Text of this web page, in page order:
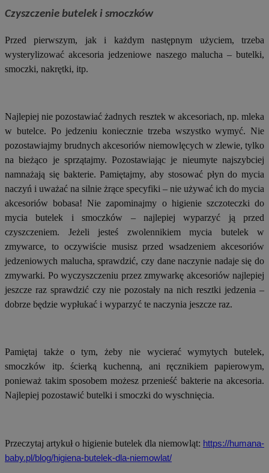
Czyszczenie butelek i smoczków
Przed pierwszym, jak i każdym następnym użyciem, trzeba
wysterylizować akcesoria jedzeniowe naszego malucha – butelki,
smoczki, nakrętki, itp.
Najlepiej nie pozostawiać żadnych resztek w akcesoriach, np. mleka
w butelce. Po jedzeniu koniecznie trzeba wszystko wymyć. Nie
pozostawiajmy brudnych akcesoriów niemowlęcych w zlewie, tylko
na bieżąco je sprzątajmy. Pozostawiając je nieumyte najszybciej
namnażają się bakterie. Pamiętajmy, aby stosować płyn do mycia
naczyń i uważać na silnie żrące specyfiki – nie używać ich do mycia
akcesoriów bobasa! Nie zapominajmy o higienie szczoteczki do
mycia butelek i smoczków – najlepiej wyparzyć ją przed
czyszczeniem. Jeżeli jesteś zwolennikiem mycia butelek w
zmywarce, to oczywiście musisz przed wsadzeniem akcesoriów
jedzeniowych malucha, sprawdzić, czy dane naczynie nadaje się do
zmywarki. Po wyczyszczeniu przez zmywarkę akcesoriów najlepiej
jeszcze raz sprawdzić czy nie pozostały na nich resztki jedzenia –
dobrze będzie wypłukać i wyparzyć te naczynia jeszcze raz.
Pamiętaj także o tym, żeby nie wycierać wymytych butelek,
smoczków itp. ścierką kuchenną, ani ręcznikiem papierowym,
ponieważ takim sposobem możesz przenieść bakterie na akcesoria.
Najlepiej pozostawić butelki i smoczki do wyschnięcia.
Przeczytaj artykuł o higienie butelek dla niemowląt: https://humana-
baby.pl/blog/higiena-butelek-dla-niemowlat/